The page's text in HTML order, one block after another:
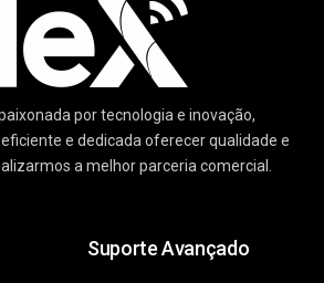
por tecnologia e inovação,
e dedicada oferecer qualidade e
a melhor parceria comercial.
Suporte Avançado